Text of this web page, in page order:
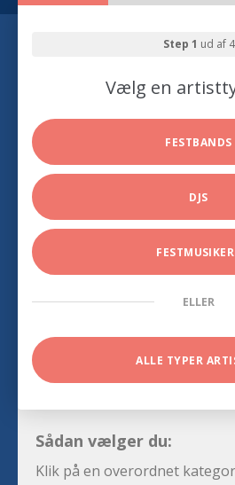
Step 1 ud af 4
Vælg en
FESTBANDS
DJS
ELLER
ALLE TYPER
Sådan vælger du:
Klik på en overordnet